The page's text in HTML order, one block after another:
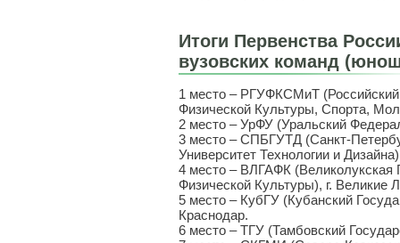
Итоги Первенства
вузовских команд
1 место – РГУФКСМиТ (Российский
Физической Культуры, Спорта,
2 место – УрФУ (Уральский
3 место – СПБГУТД (Санкт-
Университет Технологии и
4 место – ВЛГАФК (Великолукская
Физической Культуры), г. Великие
5 место – КубГУ (Кубанский
Краснодар.
6 место – ТГУ (Тамбовский